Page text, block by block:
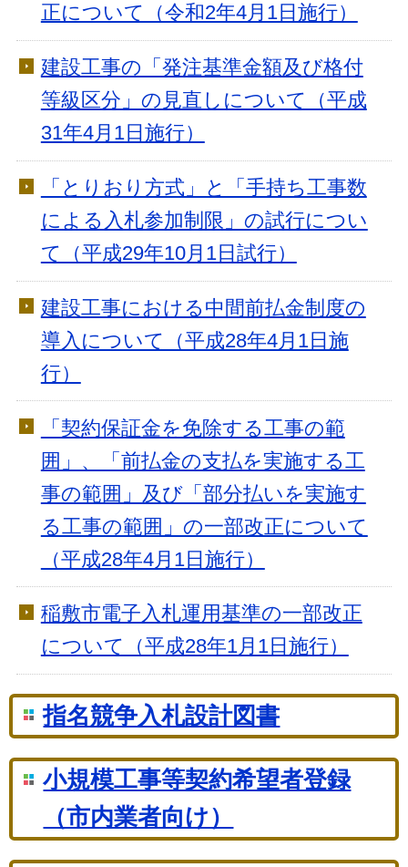
正について（令和2年4月1日施行）
建設工事の「発注基準金額及び格付
等級区分」の見直しについて（平成
31年4月1日施行）
「とりおり方式」と「手持ち工事数
による入札参加制限」の試行につい
て（平成29年10月1日試行）
建設工事における中間前払金制度の
導入について（平成28年4月1日施
行）
「契約保証金を免除する工事の範
囲」、「前払金の支払を実施する工
事の範囲」及び「部分払いを実施す
る工事の範囲」の一部改正について
（平成28年4月1日施行）
稲敷市電子入札運用基準の一部改正
について（平成28年1月1日施行）
指名競争入札設計図書
小規模工事等契約希望者登録
（市内業者向け）